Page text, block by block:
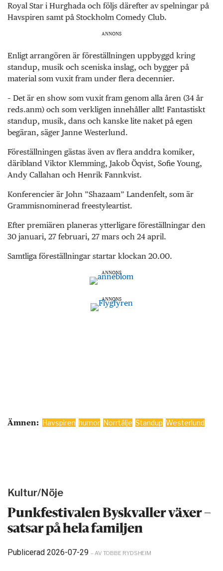
Royal Star i Hurghada och följs därefter av spelningar på
Havspiren samt på Stockholm Comedy Club.
ANNONS
Enligt arrangören är föreställningen uppbyggd kring
standup, musik och sceniska inslag, och bygger på
material som vuxit fram under flera decennier.
– Det är en show som vuxit fram genom alla åren (34 år
reds.anm) och som verkligen innehåller allt! Fantastiskt
standup, musik, dans och kanske lite naket på egen
begäran, säger Janne Westerlund.
Föreställningen gästas även av flera anddra komiker,
däribland Viktor Klemming, Jakob Öqvist, Sofie Young,
Andy Callahan och Henrik Fannkvist.
Konferencier är John ”Shazaam” Landenfelt, som är
Grammisnominerad freestyleartist.
Efter premiären planeras ytterligare föreställningar den
30 januari, 27 februari, 27 mars och 24 april.
Samtliga föreställningar startar klockan 20.00.
ANNONS
ANNONS
Ämnen: Havspiren humor Norrtälje Standup Westerlund
Kultur/Nöje
Punkfestivalen Byskvaller växer –
satsar på hela familjen
Publicerad 2026-07-29 – AV TOBBE RYDSHEIM